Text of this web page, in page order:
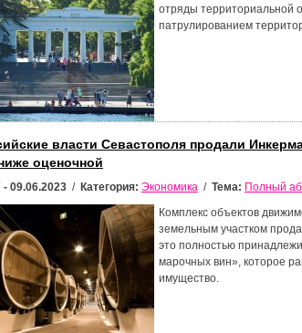
отряды территориальной
патрулированием
власти Севастополя продали
оценочной
- 09.06.2023 / Категория: Экономика / Тема: Полный
Комплекс объектов
земельным участком
это полностью
марочных вин», которое
имущество.